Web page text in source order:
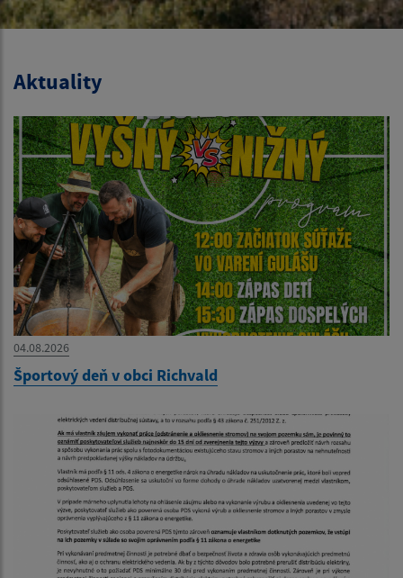
Aktuality
04.08.2026
Športový deň v obci Richvald